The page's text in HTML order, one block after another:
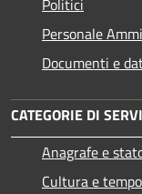
Politici
Personale
Documenti e
CATEGORIE DI
Anagrafe e
Cultura e